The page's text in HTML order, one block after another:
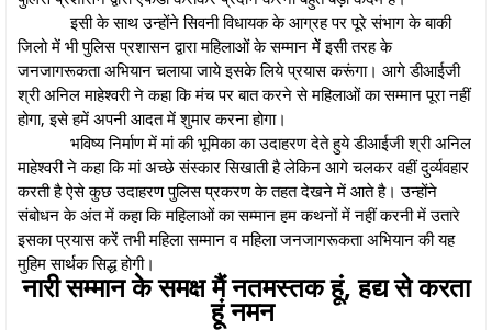
इसी के साथ उन्होंने सिवनी विधायक के आग्रह पर पूरे संभाग के बाकी
जिलो में भी पुलिस प्रशासन द्वारा महिलाओं के सम्मान मेें इसी तरह के
जनजागरूकता अभियान चलाया जाये इसके लिये प्रयास करूंगा। आगे डीआईजी
श्री अनिल माहेश्वरी ने कहा कि मंच पर बात करने से महिलाओं का सम्मान पूरा नहीं
होगा, इसे हमें अपनी आदत में शुमार करना होगा।
भविष्य निर्माण में मां की भूमिका का उदाहरण देते हुये डीआईजी श्री अनिल
माहेश्वरी ने कहा कि मां अच्छे संस्कार सिखाती है लेकिन आगे चलकर वहीं दुर्व्यवहार
करती है ऐसे कुछ उदाहरण पुलिस प्रकरण के तहत देखने में आते है। उन्होंने
संबोधन के अंत में कहा कि महिलाओं का सम्मान हम कथनों में नहीं करनी में उतारे
इसका प्रयास करें तभी महिला सम्मान व महिला जनजागरूकता अभियान की यह
मुहिम सार्थक सिद्ध होगी।
नारी सम्मान के समक्ष मैं नतमस्तक हूं, हद्य से करता
हूं नमन